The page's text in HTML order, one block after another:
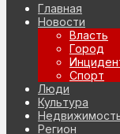
Главная
Новости
Власть
Город
Спорт
Люди
Культура
Регион